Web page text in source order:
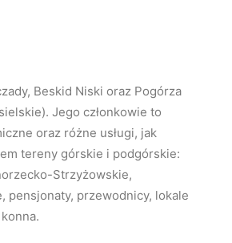
Beskid Niski oraz Pogórza
Jego członkowie to
oraz różne usługi, jak
tereny górskie i podgórskie:
Strzyżowskie,
pensjonaty, przewodnicy, lokale